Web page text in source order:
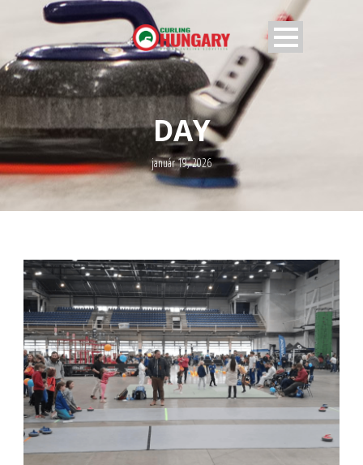
DAY
január 19, 2026